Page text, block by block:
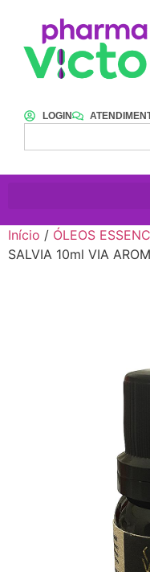
LOGIN
Início / ÓLEOS
SALVIA 10ml VIA